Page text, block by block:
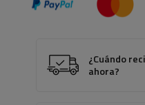
¿Cuándo
ahora?